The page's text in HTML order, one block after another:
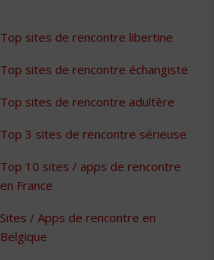
Top sites de rencontre libertine
Top sites de rencontre échangiste
Top sites de rencontre adultère
Top 3 sites de rencontre sérieuse
Top 10 sites / apps de rencontre
en France
Sites / Apps de rencontre en
Belgique